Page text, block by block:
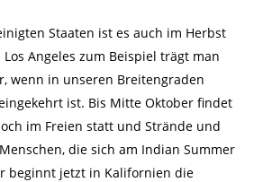
Staaten ist es auch im Herbst
Angeles zum Beispiel trägt man
wenn in unseren Breitengraden
ist. Bis Mitte Oktober findet
im Freien statt und Strände und
die sich am Indian Summer
beginnt jetzt in Kalifornien die